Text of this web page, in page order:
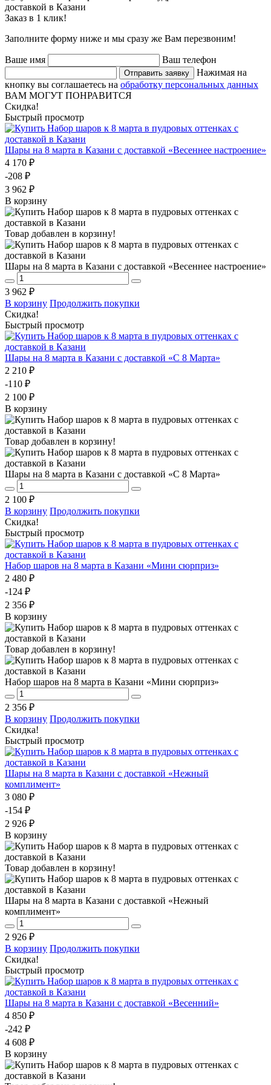
Заказ в 1 клик!
Заполните форму ниже и мы сразу же Вам перезвоним!
Ваше имя Ваш телефон
Отправить заявку
Нажимая на
кнопку вы соглашаетесь на обработку персональных данных
ВАМ МОГУТ ПОНРАВИТСЯ
Скидка!
Быстрый просмотр
Шары на 8 марта в Казани с доставкой «Весеннее настроение»
4 170 ₽
-208 ₽
3 962 ₽
В корзину
Товар добавлен в корзину!
Шары на 8 марта в Казани с доставкой «Весеннее настроение»
3 962 ₽
В корзину Продолжить покупки
Скидка!
Быстрый просмотр
Шары на 8 марта в Казани с доставкой «С 8 Марта»
2 210 ₽
-110 ₽
2 100 ₽
В корзину
Товар добавлен в корзину!
Шары на 8 марта в Казани с доставкой «С 8 Марта»
2 100 ₽
В корзину Продолжить покупки
Скидка!
Быстрый просмотр
Набор шаров на 8 марта в Казани «Мини сюрприз»
2 480 ₽
-124 ₽
2 356 ₽
В корзину
Товар добавлен в корзину!
Набор шаров на 8 марта в Казани «Мини сюрприз»
2 356 ₽
В корзину Продолжить покупки
Скидка!
Быстрый просмотр
Шары на 8 марта в Казани с доставкой «Нежный
комплимент»
3 080 ₽
-154 ₽
2 926 ₽
В корзину
Товар добавлен в корзину!
Шары на 8 марта в Казани с доставкой «Нежный
комплимент»
2 926 ₽
В корзину Продолжить покупки
Скидка!
Быстрый просмотр
Шары на 8 марта в Казани с доставкой «Весенний»
4 850 ₽
-242 ₽
4 608 ₽
В корзину